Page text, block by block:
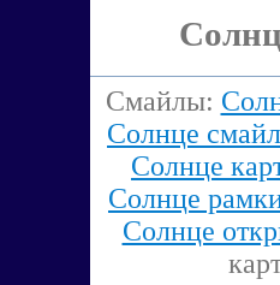
Смайлы:
Солнце
Солнце
Солнце
Солнце